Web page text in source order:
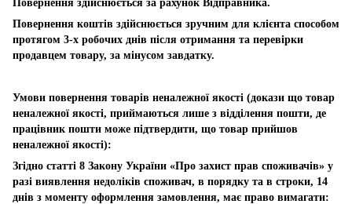
Повернення здійснюється за рахунок Відправника.
Повернення коштів здійснюється зручним для клієнта способом
протягом 3-х робочих днів після отримання та перевірки
продавцем товару, за мінусом завдатку.
Умови повернення товарів неналежної якості (докази що товар
неналежної якості, приймаються лише з відділення пошти, де
працівник пошти може підтвердити, що товар прийшов
неналежної якості):
Згідно статті 8 Закону України «Про захист прав споживачів» у
разі виявлення недоліків споживач, в порядку та в строки, 14
днів з моменту оформлення замовлення, має право вимагати: